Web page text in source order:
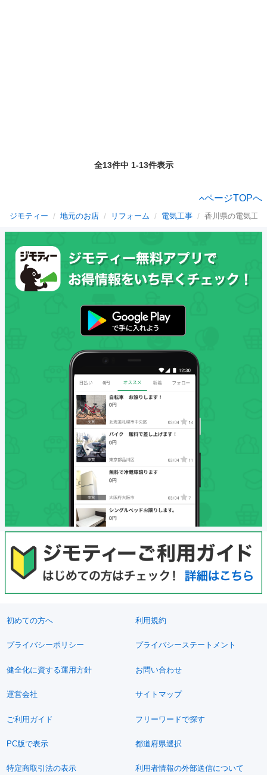
全13件中 1-13件表示
ページTOPへ
ジモティー 地元のお店 リフォーム 電気工事 香川県の電気工事
初めての方へ 利用規約
プライバシーポリシー プライバシーステートメント
健全化に資する運用方針 お問い合わせ
運営会社 サイトマップ
ご利用ガイド フリーワードで探す
PC版で表示 都道府県選択
特定商取引法の表示 利用者情報の外部送信について